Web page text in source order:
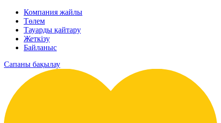
Компания жайлы
Төлем
Тауарды қайтару
Жеткізу
Байланыс
Сапаны бақылау